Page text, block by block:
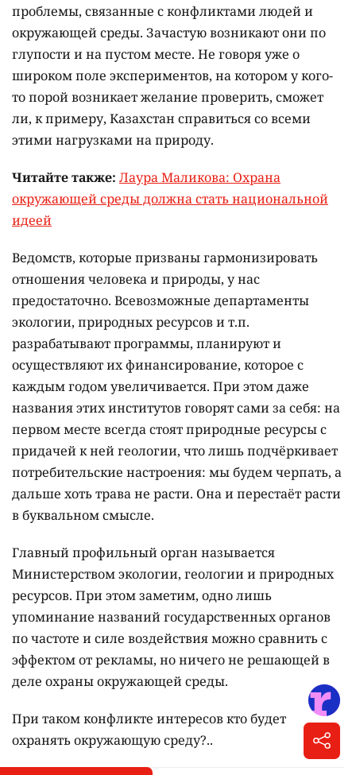
проблемы, связанные с конфликтами людей и
окружающей среды. Зачастую возникают они по
глупости и на пустом месте. Не говоря уже о
широком поле экспериментов, на котором у кого-
то порой возникает желание проверить, сможет
ли, к примеру, Казахстан справиться со всеми
этими нагрузками на природу.
Читайте также: Лаура Маликова: Охрана
окружающей среды должна стать национальной
идеей
Ведомств, которые призваны гармонизировать
отношения человека и природы, у нас
предостаточно. Всевозможные департаменты
экологии, природных ресурсов и т.п.
разрабатывают программы, планируют и
осуществляют их финансирование, которое с
каждым годом увеличивается. При этом даже
названия этих институтов говорят сами за себя: на
первом месте всегда стоят природные ресурсы с
придачей к ней геологии, что лишь подчёркивает
потребительские настроения: мы будем черпать, а
дальше хоть трава не расти. Она и перестаёт расти
в буквальном смысле.
Главный профильный орган называется
Министерством экологии, геологии и природных
ресурсов. При этом заметим, одно лишь
упоминание названий государственных органов
по частоте и силе воздействия можно сравнить с
эффектом от рекламы, но ничего не решающей в
деле охраны окружающей среды.
При таком конфликте интересов кто будет
охранять окружающую среду?..